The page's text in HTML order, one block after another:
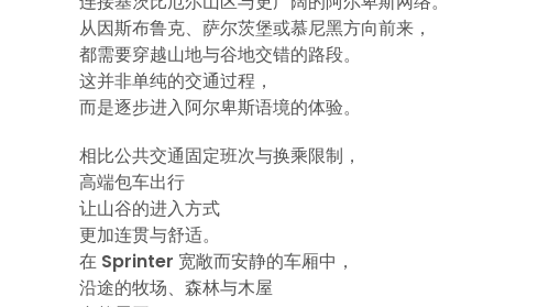
从因斯布鲁克、萨尔茨堡或慕尼黑方向前来，
都需要穿越山地与谷地交错的路段。
这并非单纯的交通过程，
而是逐步进入阿尔卑斯语境的体验。
相比公共交通固定班次与换乘限制，
高端包车出行
让山谷的进入方式
更加连贯与舒适。
在 Sprinter 宽敞而安静的车厢中，
沿途的牧场、森林与木屋